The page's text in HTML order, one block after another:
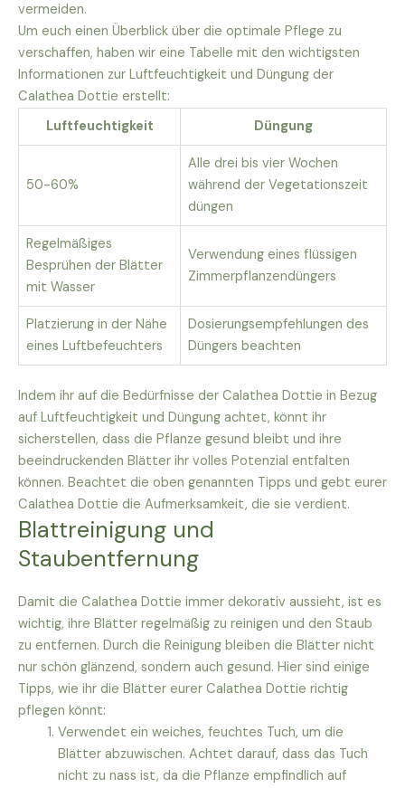
vermeiden.
Um euch einen Überblick über die optimale Pflege zu
verschaffen, haben wir eine Tabelle mit den wichtigsten
Informationen zur Luftfeuchtigkeit und Düngung der
Calathea Dottie erstellt:
Luftfeuchtigkeit
Düngung
50-60%
Alle drei bis vier Wochen
während der Vegetationszeit
düngen
Regelmäßiges
Besprühen der Blätter
mit Wasser
Verwendung eines flüssigen
Zimmerpflanzendüngers
Platzierung in der Nähe
eines Luftbefeuchters
Dosierungsempfehlungen des
Düngers beachten
Indem ihr auf die Bedürfnisse der Calathea Dottie in Bezug
auf Luftfeuchtigkeit und Düngung achtet, könnt ihr
sicherstellen, dass die Pflanze gesund bleibt und ihre
beeindruckenden Blätter ihr volles Potenzial entfalten
können. Beachtet die oben genannten Tipps und gebt eurer
Calathea Dottie die Aufmerksamkeit, die sie verdient.
Blattreinigung und
Staubentfernung
Damit die Calathea Dottie immer dekorativ aussieht, ist es
wichtig, ihre Blätter regelmäßig zu reinigen und den Staub
zu entfernen. Durch die Reinigung bleiben die Blätter nicht
nur schön glänzend, sondern auch gesund. Hier sind einige
Tipps, wie ihr die Blätter eurer Calathea Dottie richtig
pflegen könnt:
Verwendet ein weiches, feuchtes Tuch, um die
Blätter abzuwischen. Achtet darauf, dass das Tuch
nicht zu nass ist, da die Pflanze empfindlich auf